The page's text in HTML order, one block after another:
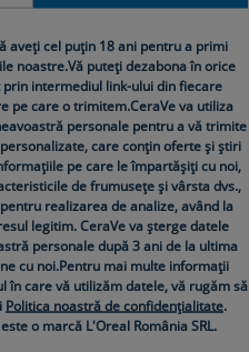
si lotiunilece contin
Acest lucru se
ceramide scade, ceea ce
optim de lipide, sprijinind
aveți cel puțin 18 ani pentru a primi
noastre.Vă puteți dezabona în orice
intermediul link-ului din fiecare
pe care o trimitem.CeraVe va utiliza
personale pentru a vă trimite
care conțin oferte și știri
pe care le împartășiți cu noi,
de frumusețe și vârsta dvs.,
realizarea de analize, având la
legitim. CeraVe va șterge datele
personale după 3 ani de la ultima
cu noi.Pentru mai multe informații
în care vă utilizăm datele, vă rugăm să
Politica noastră de confidențialitate.
o marcă L'Oreal România SRL.